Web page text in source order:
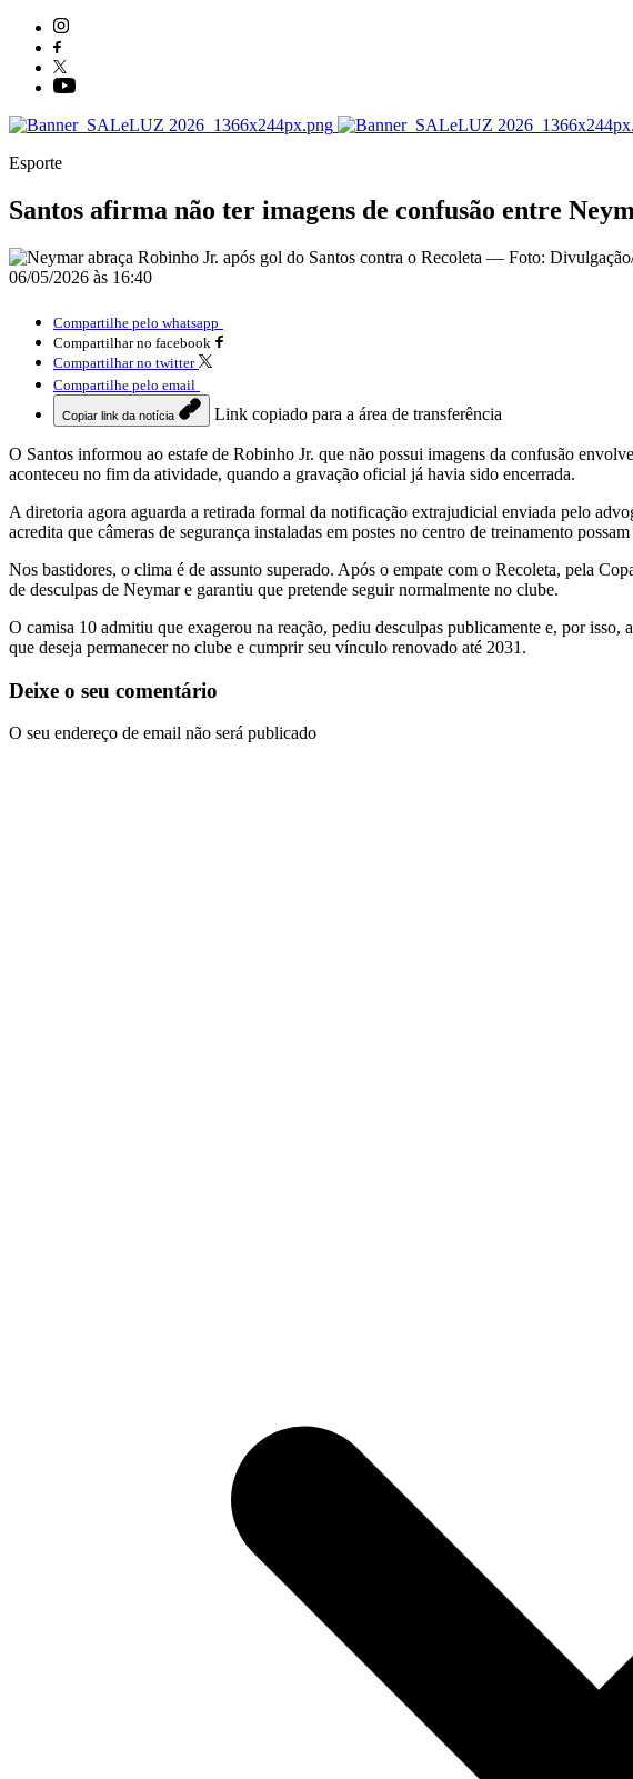
Esporte
Santos afirma não ter imagens de confusão entre
06/05/2026 às 16:40
Compartilhe pelo whatsapp
Compartilhar no facebook
Compartilhar no twitter
Compartilhe pelo email
Copiar link da notícia Link copiado para a área de transferência
O Santos informou ao estafe de Robinho Jr. que não possui imagens da confusão
aconteceu no fim da atividade, quando a gravação oficial já havia sido encerrada.
A diretoria agora aguarda a retirada formal da notificação extrajudicial enviada pelo
acredita que câmeras de segurança instaladas em postes no centro de treinamento
Nos bastidores, o clima é de assunto superado. Após o empate com o Recoleta, pela
de desculpas de Neymar e garantiu que pretende seguir normalmente no clube.
O camisa 10 admitiu que exagerou na reação, pediu desculpas publicamente e, por
que deseja permanecer no clube e cumprir seu vínculo renovado até 2031.
Deixe o seu comentário
O seu endereço de email não será publicado